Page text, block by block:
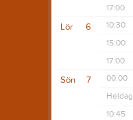
18:00
18:15
17:00
18:30
6
Lör 10:30
12:30
15:00
17:00
17:00
19:00
7
Sön 00:00
02:00
Heldag
10:45